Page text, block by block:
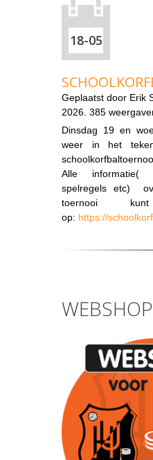
18-05
Geplaatst door Erik
2026. 385
Dinsdag 19 en
weer in het
Alle informatie(
spelregels etc)
toernooi
op: https://
WEBSHOP